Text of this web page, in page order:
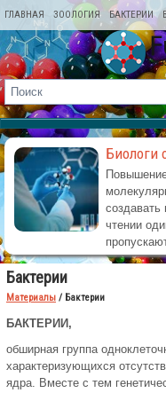
ГЛАВНАЯ ЗООЛОГИЯ БАКТЕРИИ
КАРТА САЙТА
Биологи
создавать
чтении
Бактерии
Материалы / Бактерии
БАКТЕРИИ,
обширная группа
характеризующихся
ядра. Вместе с тем